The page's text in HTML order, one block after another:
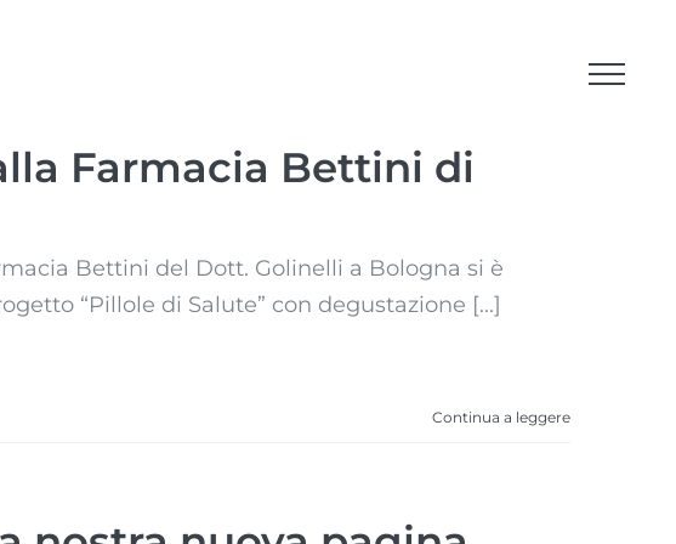
Farmacia Bettini di
Bettini del Dott. Golinelli a Bologna si è
“Pillole di Salute” con degustazione [...]
Continua a leggere